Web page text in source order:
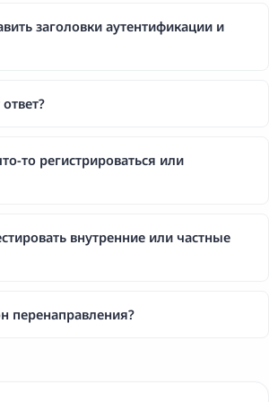
заголовки аутентификации и
то регистрироваться или
внутренние или частные
перенаправления?